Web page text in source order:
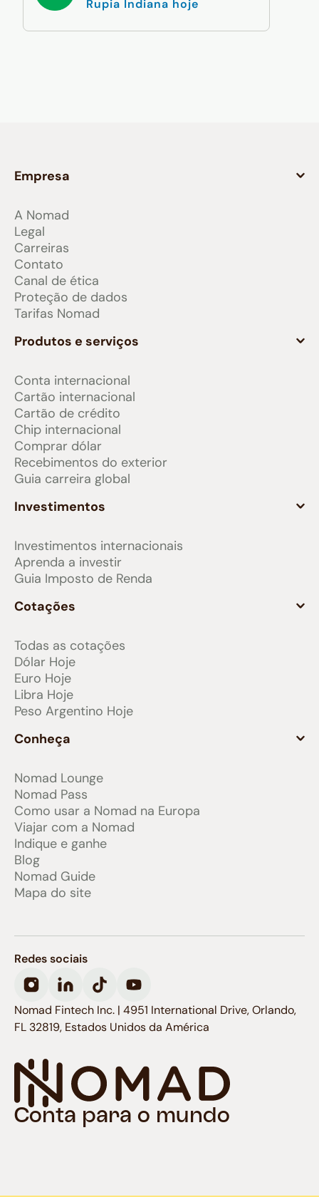
Rupia Indiana hoje
Empresa
A Nomad
Legal
Carreiras
Contato
Canal de ética
Proteção de dados
Tarifas Nomad
Produtos e serviços
Conta internacional
Cartão internacional
Cartão de crédito
Chip internacional
Comprar dólar
Recebimentos do exterior
Guia carreira global
Investimentos
Investimentos internacionais
Aprenda a investir
Guia Imposto de Renda
Cotações
Todas as cotações
Dólar Hoje
Euro Hoje
Libra Hoje
Peso Argentino Hoje
Conheça
Nomad Lounge
Nomad Pass
Como usar a Nomad na Europa
Viajar com a Nomad
Indique e ganhe
Blog
Nomad Guide
Mapa do site
Conta para o mundo
Redes sociais
Nomad Fintech Inc. | 4951 International Drive, Orlando,
FL 32819, Estados Unidos da América